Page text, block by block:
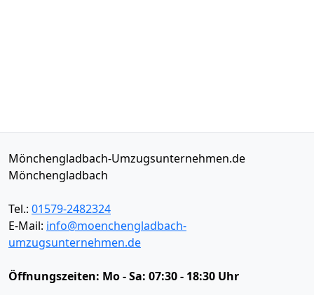
Mönchengladbach-Umzugsunternehmen.de
Mönchengladbach
Tel.: 01579-2482324
E-Mail: info@moenchengladbach-
umzugsunternehmen.de
Öffnungszeiten: Mo - Sa: 07:30 - 18:30 Uhr